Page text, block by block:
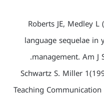
Roberts JE, Medley
language sequelae in
management. Am J
Schwartz S. Miller
Teaching